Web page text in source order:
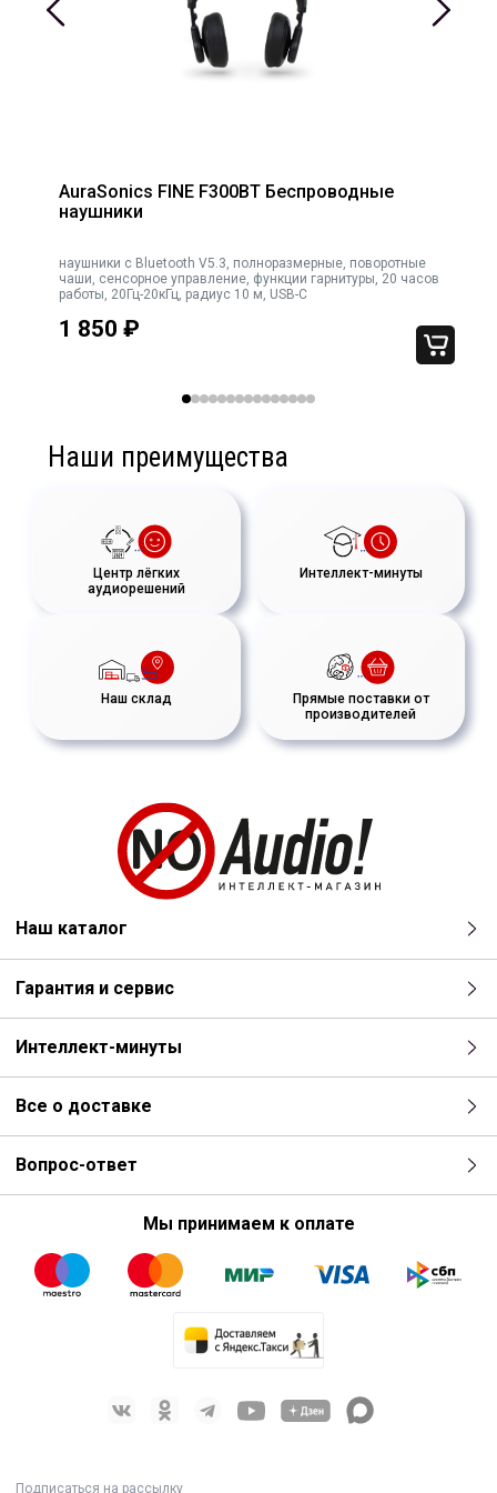
отсоединить Bluetooth-адаптеры и подключиться к плееру
с помощью проводов.
Усилитель для наушников премиум-класса и поддержка
метров.
AuraSonics FINE F300BT Беспроводные
наушники
наушники c Bluetooth V5.3, полноразмерные, поворотные
чаши, сенсорное управление, функции гарнитуры, 20 часов
работы, 20Гц-20кГц, радиус 10 м, USB-C
1 850 ₽
Наши преимущества
Центр лёгких
аудиорешений
Интеллект-минуты
Наш склад
Прямые поставки от
производителей
Наш каталог
Гарантия и сервис
Интеллект-минуты
Все о доставке
Вопрос-ответ
Мы принимаем к оплате
Подписаться на рассылку